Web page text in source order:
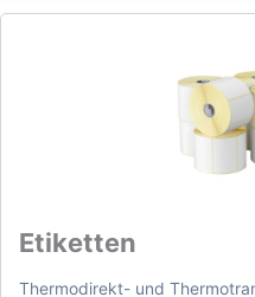
Etiketten
Thermodirekt- und